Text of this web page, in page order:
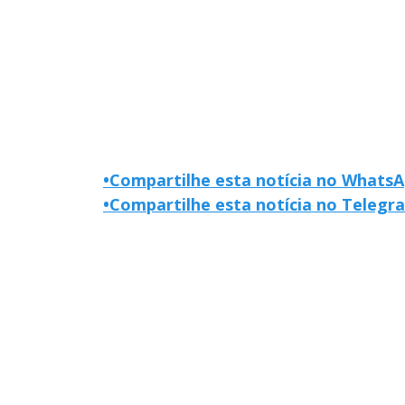
•Compartilhe esta notícia no
•Compartilhe esta notícia no